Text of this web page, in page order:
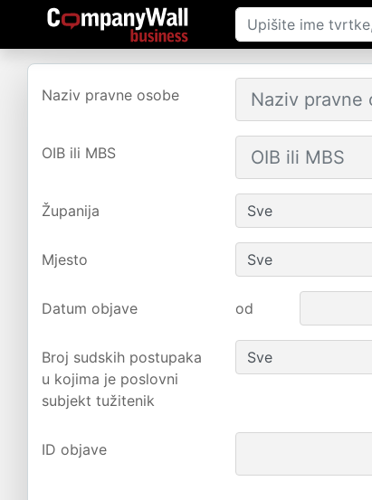
Naziv pravne osobe
OIB ili MBS
Županija
Mjesto
Datum objave od
Broj sudskih postupaka
u kojima je poslovni
subjekt tužitenik
ID objave